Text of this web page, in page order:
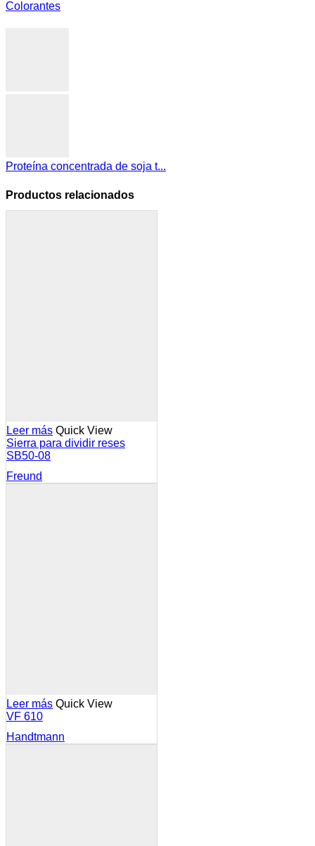
Colorantes
Proteína concentrada de soja t...
Productos relacionados
Leer más Quick View
Sierra para dividir reses
SB50-08
Freund
Leer más Quick View
VF 610
Handtmann